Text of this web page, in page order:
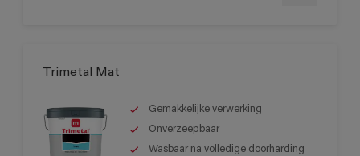
Trimetal Mat
Gemakkelijke verwerking
Onverzeepbaar
Wasbaar na volledige doorharding